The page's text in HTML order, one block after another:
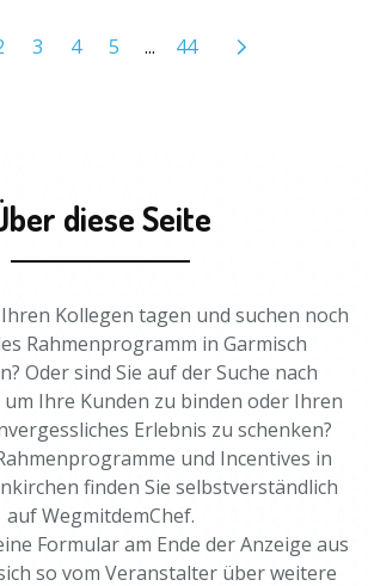
3 4 5 ... 44
diese Seite
Kollegen tagen und suchen noch
Rahmenprogramm in Garmisch
Oder sind Sie auf der Suche nach
Ihre Kunden zu binden oder Ihren
Erlebnis zu schenken?
und Incentives in
finden Sie selbstverständlich
auf WegmitdemChef.
Formular am Ende der Anzeige aus
so vom Veranstalter über weitere